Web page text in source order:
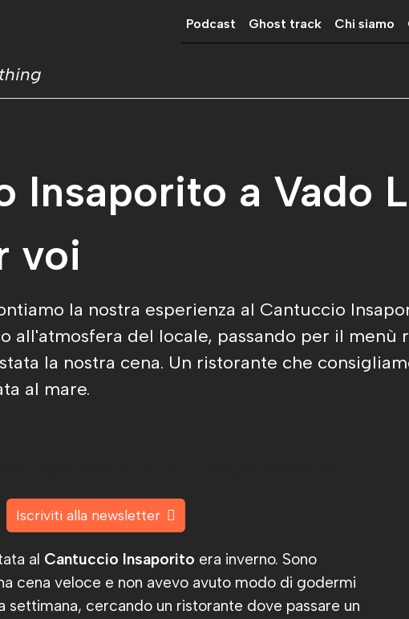
Podcast Ghost track Chi siamo
Insaporito a Vado
voi
la nostra esperienza al Cantuccio
all'atmosfera del locale, passando per il
la nostra cena. Un ristorante che
al mare.
Iscriviti alla newsletter
al Cantuccio Insaporito era inverno. Sono
cena veloce e non avevo avuto modo di godermi
settimana, cercando un ristorante dove passare un